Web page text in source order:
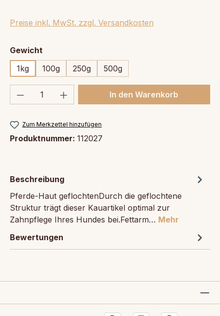
Preise inkl. MwSt. zzgl. Versandkosten
Gewicht
1kg
100g 250g 500g
Produkt Anzahl: Gib denIn den Warenkorb
Zum Merkzettel hinzufügen
Produktnummer: 112027
Beschreibung
Pferde-Haut geflochtenDurch die geflochtene
Struktur trägt dieser Kauartikel optimal zur
Zahnpflege Ihres Hundes bei.Fettarm… Mehr
Bewertungen